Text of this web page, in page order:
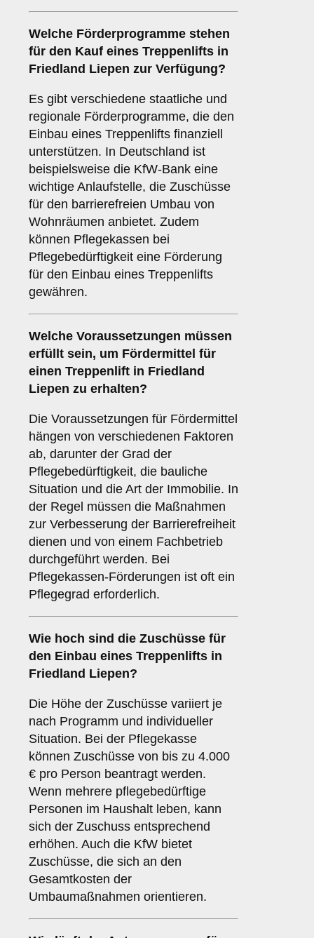
Welche Förderprogramme stehen
für den Kauf eines Treppenlifts in
Friedland Liepen zur Verfügung?
Es gibt verschiedene staatliche und
regionale Förderprogramme, die den
Einbau eines Treppenlifts finanziell
unterstützen. In Deutschland ist
beispielsweise die KfW-Bank eine
wichtige Anlaufstelle, die Zuschüsse
für den barrierefreien Umbau von
Wohnräumen anbietet. Zudem
können Pflegekassen bei
Pflegebedürftigkeit eine Förderung
für den Einbau eines Treppenlifts
gewähren.
Welche Voraussetzungen müssen
erfüllt sein, um Fördermittel für
einen Treppenlift in Friedland
Liepen zu erhalten?
Die Voraussetzungen für Fördermittel
hängen von verschiedenen Faktoren
ab, darunter der Grad der
Pflegebedürftigkeit, die bauliche
Situation und die Art der Immobilie. In
der Regel müssen die Maßnahmen
zur Verbesserung der Barrierefreiheit
dienen und von einem Fachbetrieb
durchgeführt werden. Bei
Pflegekassen-Förderungen ist oft ein
Pflegegrad erforderlich.
Wie hoch sind die Zuschüsse für
den Einbau eines Treppenlifts in
Friedland Liepen?
Die Höhe der Zuschüsse variiert je
nach Programm und individueller
Situation. Bei der Pflegekasse
können Zuschüsse von bis zu 4.000
€ pro Person beantragt werden.
Wenn mehrere pflegebedürftige
Personen im Haushalt leben, kann
sich der Zuschuss entsprechend
erhöhen. Auch die KfW bietet
Zuschüsse, die sich an den
Gesamtkosten der
Umbaumaßnahmen orientieren.